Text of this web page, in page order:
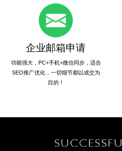
企业邮箱申请
功能强大，PC+手机+微信同步，适合
SEO推广优化，一切细节都以成交为
目的！